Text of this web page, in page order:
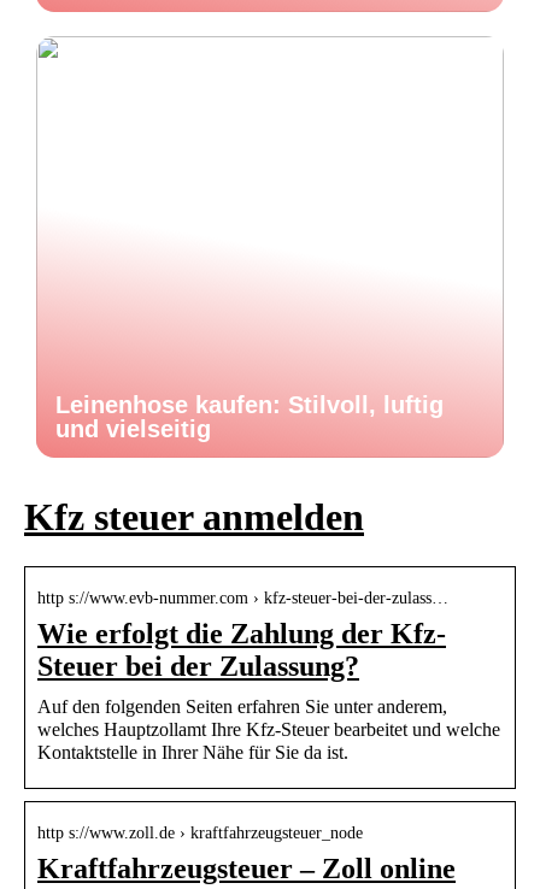
Leinenhose kaufen: Stilvoll, luftig
und vielseitig
Kfz steuer anmelden
http s://www.evb-nummer.com › kfz-steuer-bei-der-zulass…
Wie erfolgt die Zahlung der Kfz-
Steuer bei der Zulassung?
Auf den folgenden Seiten erfahren Sie unter anderem,
welches Hauptzollamt Ihre Kfz-Steuer bearbeitet und welche
Kontaktstelle in Ihrer Nähe für Sie da ist.
http s://www.zoll.de › kraftfahrzeugsteuer_node
Kraftfahrzeugsteuer – Zoll online